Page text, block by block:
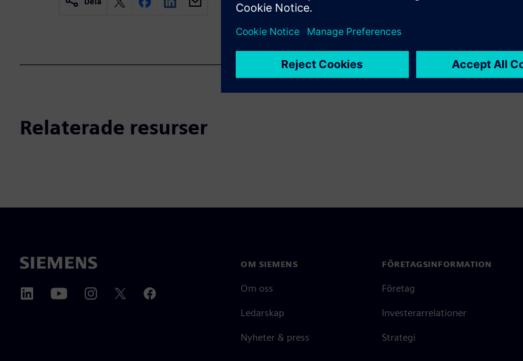
Relaterade resurser
OM SIEMENS
Om oss
Ledarskap
Nyheter & press
FÖRETAGSINFORMATION
Företag
Investerarrelationer
Strategi